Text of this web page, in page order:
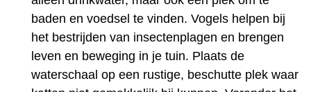
baden en voedsel te vinden. Vogels helpen bij
het bestrijden van insectenplagen en brengen
leven en beweging in je tuin. Plaats de
waterschaal op een rustige, beschutte plek waar